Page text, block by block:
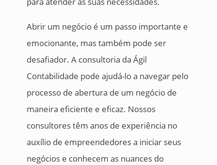
Abrir um negócio é um passo importante e
emocionante, mas também pode ser
desafiador. A consultoria da Ágil
Contabilidade pode ajudá-lo a navegar pelo
processo de abertura de um negócio de
maneira eficiente e eficaz. Nossos
consultores têm anos de experiência no
auxílio de empreendedores a iniciar seus
negócios e conhecem as nuances do